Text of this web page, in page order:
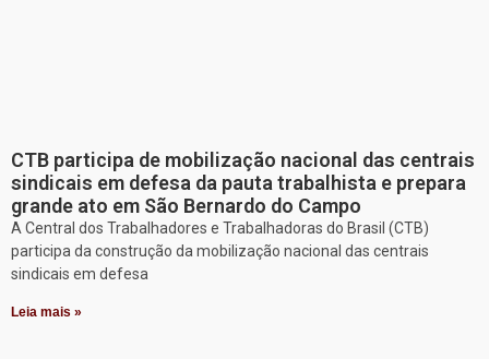
CTB participa de mobilização nacional das centrais
sindicais em defesa da pauta trabalhista e prepara
grande ato em São Bernardo do Campo
A Central dos Trabalhadores e Trabalhadoras do Brasil (CTB)
participa da construção da mobilização nacional das centrais
sindicais em defesa
Leia mais »